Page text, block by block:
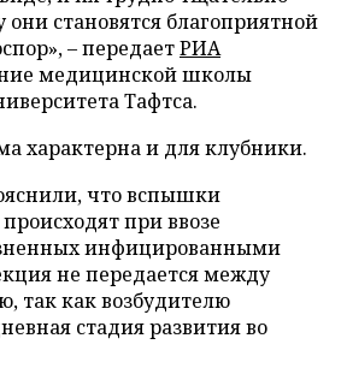
становятся благоприятной
– передаетРИА
медицинской школы
Тафтса.
характерна и для клубники.
что вспышки
при ввозе
инфицированными
не передается между
так как возбудителю
стадия развития во